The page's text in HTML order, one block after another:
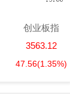
创业板指
3563.12
47.56(1.35%)